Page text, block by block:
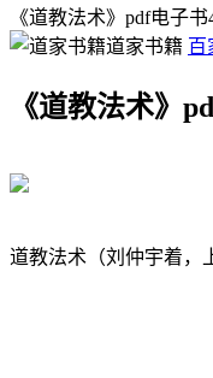
《道教法术》pdf电子书
道家书籍 百
《道教法术》
道教法术（刘仲宇着，